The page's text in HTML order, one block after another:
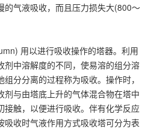
的气液吸收，而且压力损失大(800～
用以进行吸收操作的塔器。利用
剂中溶解度的不同，使易溶的组分溶
分分离的过程称为吸收。操作时，
剂与由塔底上升的气体混合物在塔中
接触，以便进行吸收。伴有化学反应
吸收时气液作用方式吸收塔可分为表